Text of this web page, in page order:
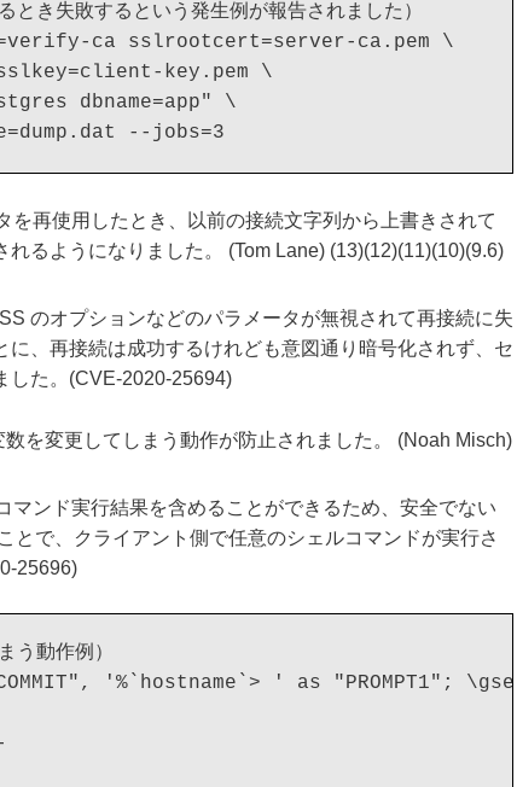
き失敗するという発生例が報告されました）
ca sslrootcert=server-ca.pem \
key.pem \
dbname=app" \
を再使用したとき、以前の接続文字列から上書きされて
るようになりました。 (Tom Lane) (13)(12)(11)(10)(9.6)
のオプションなどのパラメータが無視されて再接続に失
、再接続は成功するけれども意図通り暗号化されず、セ
した。(CVE-2020-25694)
を変更してしまう動作が防止されました。 (Noah Misch)
マンド実行結果を含めることができるため、安全でない
とで、クライアント側で任意のシェルコマンドが実行さ
25696)
う動作例）
'%`hostname`> ' as "PROMPT1"; \gset